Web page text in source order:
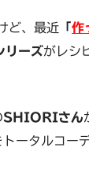
ど、最近 「作
リーズがレシ
SHIORIさん
ータルコー